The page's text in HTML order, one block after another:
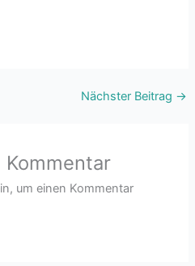
Nächster Beitrag →
um einen Kommentar